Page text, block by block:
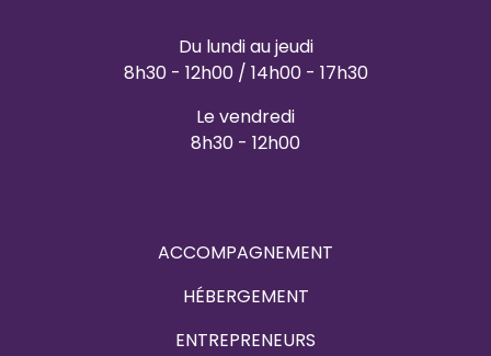
Du lundi au jeudi
8h30 - 12h00 / 14h00 - 17h30
Le vendredi
8h30 - 12h00
ACCOMPAGNEMENT
HÉBERGEMENT
ENTREPRENEURS